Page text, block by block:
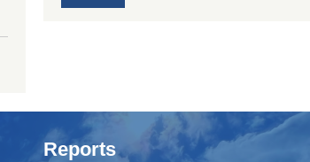
Reports